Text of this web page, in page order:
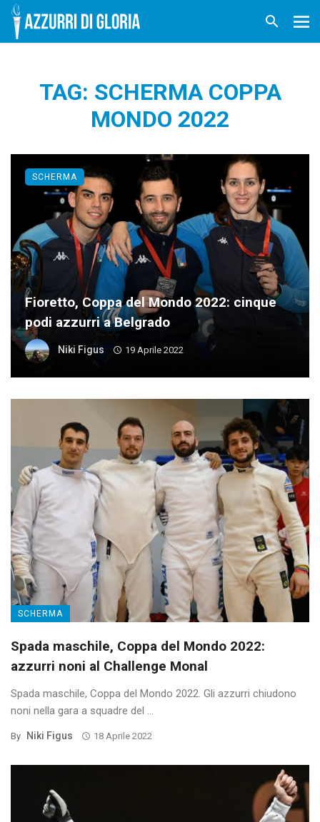
TAG: SCHERMA COPPA
MONDO 2022
Fioretto, Coppa del Mondo 2022: cinque
podi azzurri a Belgrado
Niki Figus 19 Aprile 2022
SCHERMA
SCHERMA
Spada maschile, Coppa del Mondo 2022:
azzurri noni al Challenge Monal
Spada maschile, Coppa del Mondo 2022. Gli azzurri chiudono
noni nella gara a squadre del ...
By Niki Figus 18 Aprile 2022